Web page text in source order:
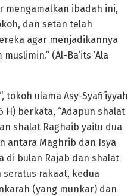
mengamalkan ibadah ini,
dan setan telah
agar menjadikannya
(Al-Ba’its ’Ala
tokoh ulama Asy-Syafi’iyyah
H) berkata, “Adapun shalat
shalat Raghaib yaitu dua
antara Maghrib dan Isya
di bulan Rajab dan shalat
seratus rakaat, kedua
(yang munkar) dan